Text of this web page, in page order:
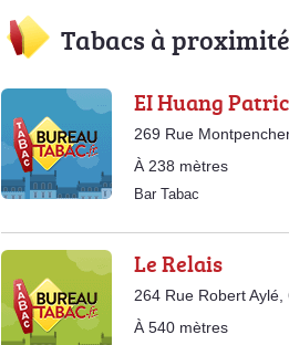
Tabacs à proximité
EI Huang
269 Rue
À 238 mètres
Bar Tabac
Le Relais
264 Rue Robert
À 540 mètres